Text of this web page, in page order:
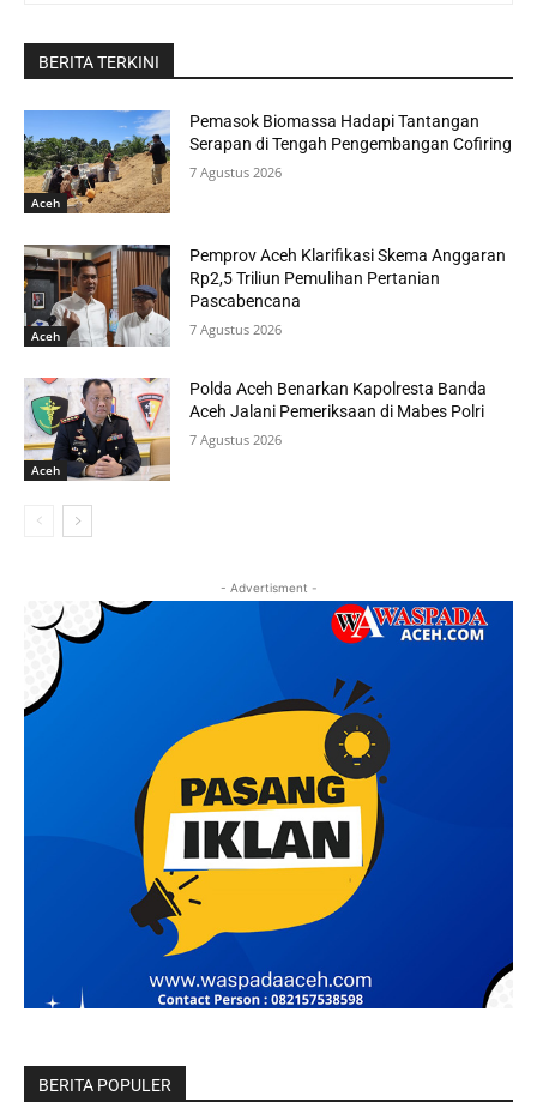
BERITA TERKINI
Aceh
Pemasok Biomassa Hadapi Tantangan
Serapan di Tengah Pengembangan Cofiring
7 Agustus 2026
Aceh
Pemprov Aceh Klarifikasi Skema Anggaran
Rp2,5 Triliun Pemulihan Pertanian
Pascabencana
7 Agustus 2026
Aceh
Polda Aceh Benarkan Kapolresta Banda
Aceh Jalani Pemeriksaan di Mabes Polri
7 Agustus 2026
- Advertisment -
BERITA POPULER